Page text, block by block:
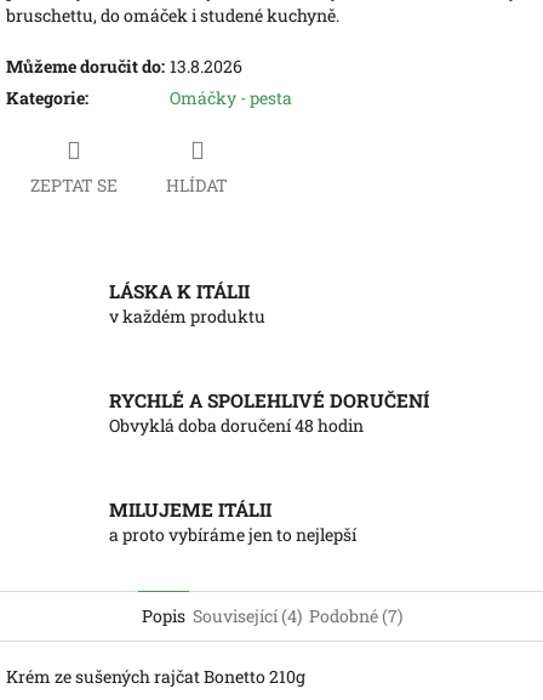
bruschettu, do omáček i studené kuchyně.
Můžeme doručit do: 13.8.2026
Kategorie: Omáčky - pesta
ZEPTAT SE HLÍDAT
LÁSKA K ITÁLII
v každém produktu
RYCHLÉ A SPOLEHLIVÉ DORUČENÍ
Obvyklá doba doručení 48 hodin
MILUJEME ITÁLII
a proto vybíráme jen to nejlepší
Popis Související (4) Podobné (7)
Krém ze sušených rajčat Bonetto 210g